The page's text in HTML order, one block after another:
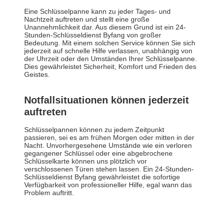
Eine Schlüsselpanne kann zu jeder Tages- und
Nachtzeit auftreten und stellt eine große
Unannehmlichkeit dar. Aus diesem Grund ist ein 24-
Stunden-Schlüsseldienst Byfang von großer
Bedeutung. Mit einem solchen Service können Sie sich
jederzeit auf schnelle Hilfe verlassen, unabhängig von
der Uhrzeit oder den Umständen Ihrer Schlüsselpanne.
Dies gewährleistet Sicherheit, Komfort und Frieden des
Geistes.
Notfallsituationen können jederzeit
auftreten
Schlüsselpannen können zu jedem Zeitpunkt
passieren, sei es am frühen Morgen oder mitten in der
Nacht. Unvorhergesehene Umstände wie ein verloren
gegangener Schlüssel oder eine abgebrochene
Schlüsselkarte können uns plötzlich vor
verschlossenen Türen stehen lassen. Ein 24-Stunden-
Schlüsseldienst Byfang gewährleistet die sofortige
Verfügbarkeit von professioneller Hilfe, egal wann das
Problem auftritt.